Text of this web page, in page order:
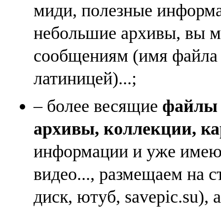
миди, полезные
небольшие архивы, вы
сообщениям (имя
латиницей)...;
– более весящие файлы
архивы, коллекции,
информации и уже
видео..., размещаем на
диск, ютуб, savepic.su),